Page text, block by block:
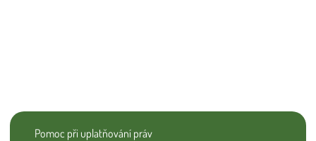
Pomoc při uplatňování práv